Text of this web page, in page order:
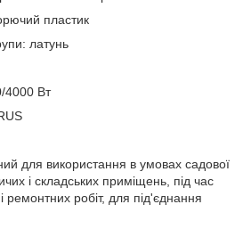
пластик
латунь
4000 Вт
для використання в умовах садової
і складських приміщень, під час
ремонтних робіт, для під'єднання